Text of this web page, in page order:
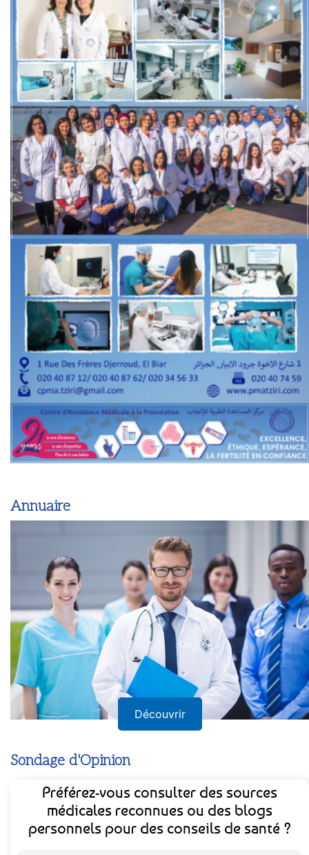
Annuaire
Découvrir
Sondage d'Opinion
Préférez-vous consulter des sources
médicales reconnues ou des blogs
personnels pour des conseils de santé ?